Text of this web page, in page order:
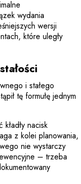
wydania
wersji
które uległy
i stałego
tę formułę jednym
nacisk
z kolei planowania,
nie wystarczy
– trzeba